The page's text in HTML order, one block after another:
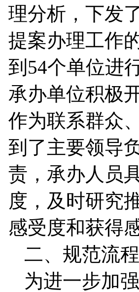
理分析，下发
提案办理工作
到54个单位进
承办单位积极
作为联系群众
到了主要领导
责，承办人员
度，及时研究
感受度和获得
二、规范流
为进一步加